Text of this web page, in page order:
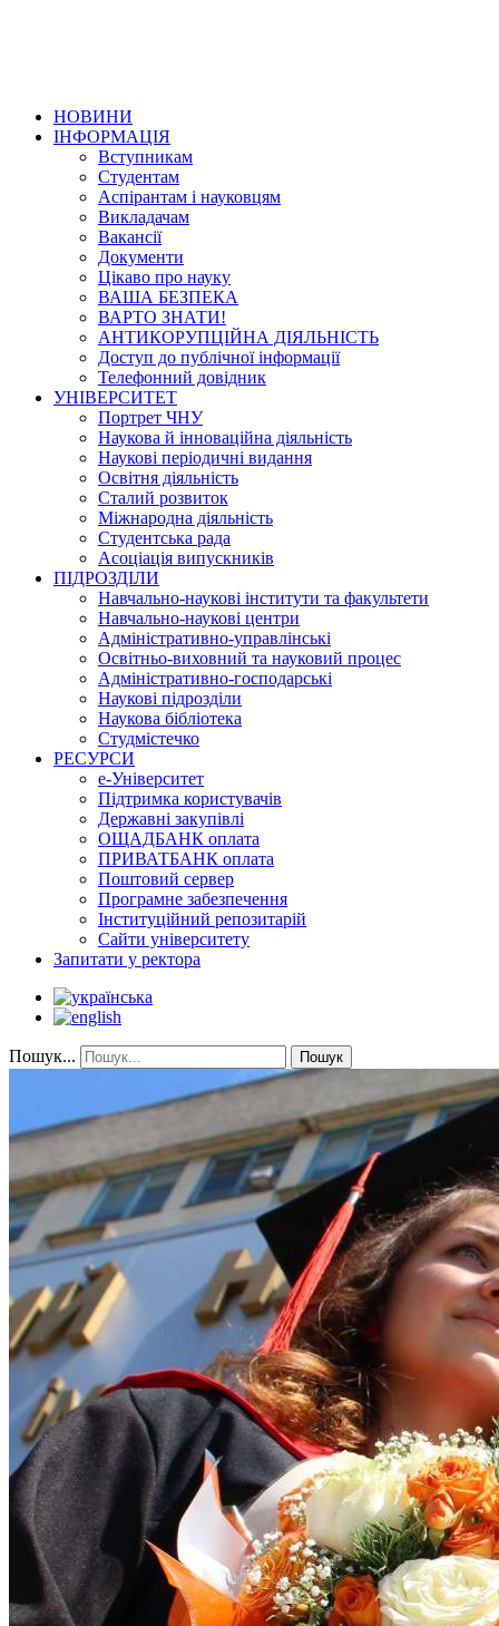
НОВИНИ
ІНФОРМАЦІЯ
Вступникам
Студентам
Аспірантам і науковцям
Викладачам
Вакансії
Документи
Цікаво про науку
ВАША БЕЗПЕКА
ВАРТО ЗНАТИ!
АНТИКОРУПЦІЙНА ДІЯЛЬНІСТЬ
Доступ до публічної інформації
Телефонний довідник
УНІВЕРСИТЕТ
Портрет ЧНУ
Наукова й інноваційна діяльність
Наукові періодичні видання
Освітня діяльність
Сталий розвиток
Міжнародна діяльність
Студентська рада
Асоціація випускників
ПІДРОЗДІЛИ
Навчально-наукові інститути та факультети
Навчально-наукові центри
Адміністративно-управлінські
Освітньо-виховний та науковий процес
Адміністративно-господарські
Наукові підрозділи
Наукова бібліотека
Студмістечко
РЕСУРСИ
е-Університет
Підтримка користувачів
Державні закупівлі
ОЩАДБАНК оплата
ПРИВАТБАНК оплата
Поштовий сервер
Програмне забезпечення
Інституційний репозитарій
Сайти університету
Запитати у ректора
Пошук... Пошук